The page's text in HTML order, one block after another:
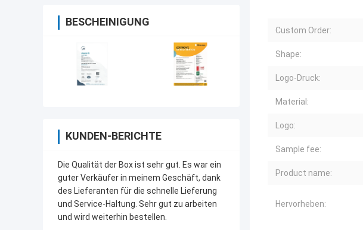
BESCHEINIGUNG
KUNDEN-BERICHTE
Die Qualität der Box ist sehr gut. Es war ein
guter Verkäufer in meinem Geschäft, dank
des Lieferanten für die schnelle Lieferung
und Service-Haltung. Sehr gut zu arbeiten
und wird weiterhin bestellen.
Custom Order:
Shape:
Logo-Druck:
Material:
Logo:
Sample fee:
Product name:
Hervorheben: